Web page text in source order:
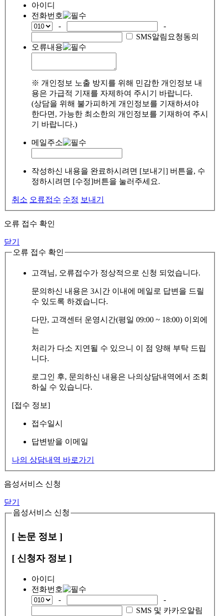
아이디
전화번호
-
-
SMS알림요청동의
오류내용
※ 개인정보 노출 방지를 위해 민감한 개인정보 내
용은 가급적 기재를 자제하여 주시기 바랍니다.
(상담을 위해 불가피하게 개인정보를 기재하셔야
한다면, 가능한 최소한의 개인정보를 기재하여 주시
기 바랍니다.)
메일주소
작성하신 내용을 완료하시려면 [보내기] 버튼을, 수
정하시려면 [수정]버튼을 눌러주세요.
취소 오류접수 수정 보내기
오류 접수 확인
닫기
오류 접수 확인
고객님, 오류접수가 정상적으로 신청 되었습니다.
문의하신 내용은 3시간 이내에 메일로 답변을 드릴
수 있도록 하겠습니다.
다만, 고객센터 운영시간(평일 09:00 ~ 18:00) 이외에
는
처리가 다소 지연될 수 있으니 이 점 양해 부탁 드립
니다.
로그인 후, 문의하신 내용은 나의상담내역에서 조회
하실 수 있습니다.
[접수 정보]
접수일시
답변받을 이메일
나의 상담내역 바로가기
음성서비스 신청
닫기
음성서비스 신청
[ 논문 정보 ]
[ 신청자 정보 ]
아이디
전화번호
-
-
SMS 및 카카오알림